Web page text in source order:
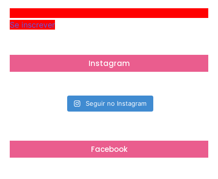
Se inscrever
Instagram
Seguir no Instagram
Facebook